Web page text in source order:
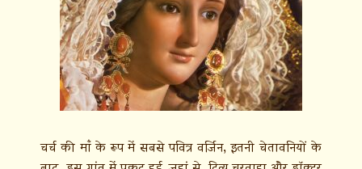
चर्च की माँ के रूप में सबसे पवित्र वर्जिन, इतनी चेतावनियों के